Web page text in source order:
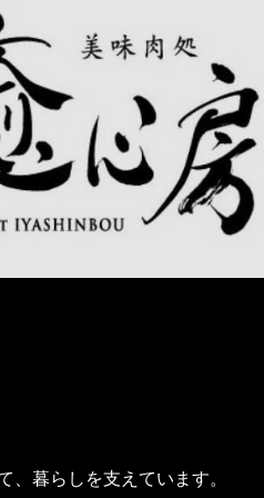
、暮らしを支えています。